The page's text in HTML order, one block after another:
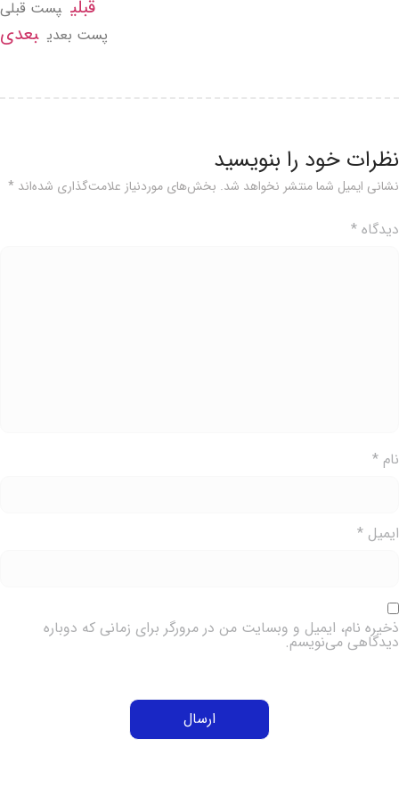
قبلی پست قبلی
پست بعدی بعدی
نظرات خود را بنویسید
نشانی ایمیل شما منتشر نخواهد شد. بخش‌های موردنیاز علامت‌گذاری شده‌اند *
دیدگاه *
نام *
ایمیل *
ذخیره نام، ایمیل و وبسایت من در مرورگر برای زمانی که دوباره
دیدگاهی می‌نویسم.